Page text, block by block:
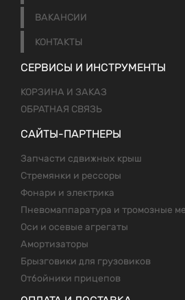
ВАКАНСИИ
КОНТАКТЫ
СЕРВИСЫ И ИНСТРУМЕНТЫ
КОРЗИНА И ЗАКАЗ
ОБРАТНАЯ СВЯЗЬ
САЙТЫ-ПАРТНЕРЫ
Запчасти сдвижных крыш
Стремянки и рессоры
Фонари и электрика
Пневомаппаратура и тромозные
Оси и осевые агрегаты
Амортизаторы
Брызговики для грузовиков
Отбойники прицепов